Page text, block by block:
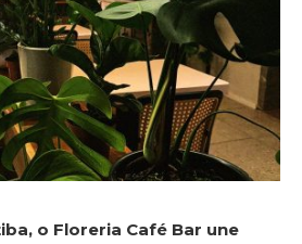
o Floreria Café Bar une